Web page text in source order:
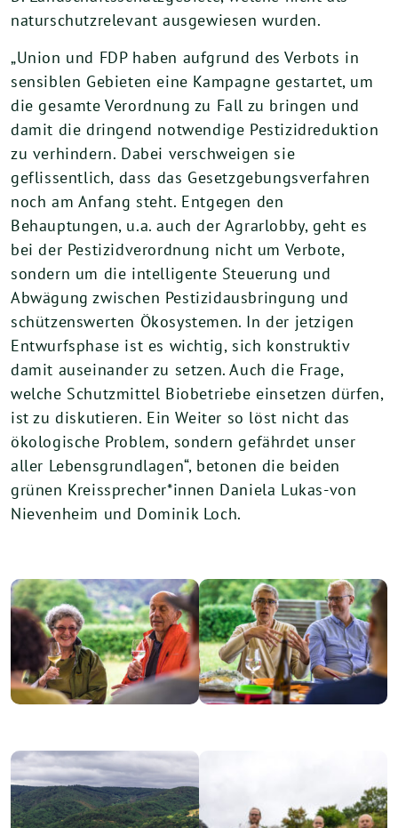
naturschutzrelevant ausgewiesen wurden.
„Union und FDP haben aufgrund des Verbots in
sensiblen Gebieten eine Kampagne gestartet, um
die gesamte Verordnung zu Fall zu bringen und
damit die dringend notwendige Pestizidreduktion
zu verhindern. Dabei verschweigen sie
geflissentlich, dass das Gesetzgebungsverfahren
noch am Anfang steht. Entgegen den
Behauptungen, u.a. auch der Agrarlobby, geht es
bei der Pestizidverordnung nicht um Verbote,
sondern um die intelligente Steuerung und
Abwägung zwischen Pestizidausbringung und
schützenswerten Ökosystemen. In der jetzigen
Entwurfsphase ist es wichtig, sich konstruktiv
damit auseinander zu setzen. Auch die Frage,
welche Schutzmittel Biobetriebe einsetzen dürfen,
ist zu diskutieren. Ein Weiter so löst nicht das
ökologische Problem, sondern gefährdet unser
aller Lebensgrundlagen“, betonen die beiden
grünen Kreissprecher*innen Daniela Lukas-von
Nievenheim und Dominik Loch.